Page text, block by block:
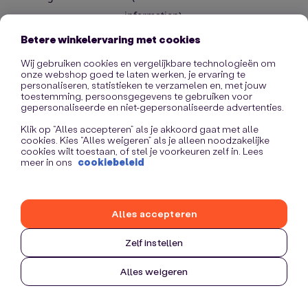
information).
Betere winkelervaring met cookies
Wij gebruiken cookies en vergelijkbare technologieën om
onze webshop goed te laten werken, je ervaring te
personaliseren, statistieken te verzamelen en, met jouw
toestemming, persoonsgegevens te gebruiken voor
gepersonaliseerde en niet-gepersonaliseerde advertenties.
Klik op “Alles accepteren” als je akkoord gaat met alle
cookies. Kies “Alles weigeren” als je alleen noodzakelijke
cookies wilt toestaan, of stel je voorkeuren zelf in. Lees
meer in ons cookiebeleid
Zelf instellen
Alles weigeren
Alles accepteren